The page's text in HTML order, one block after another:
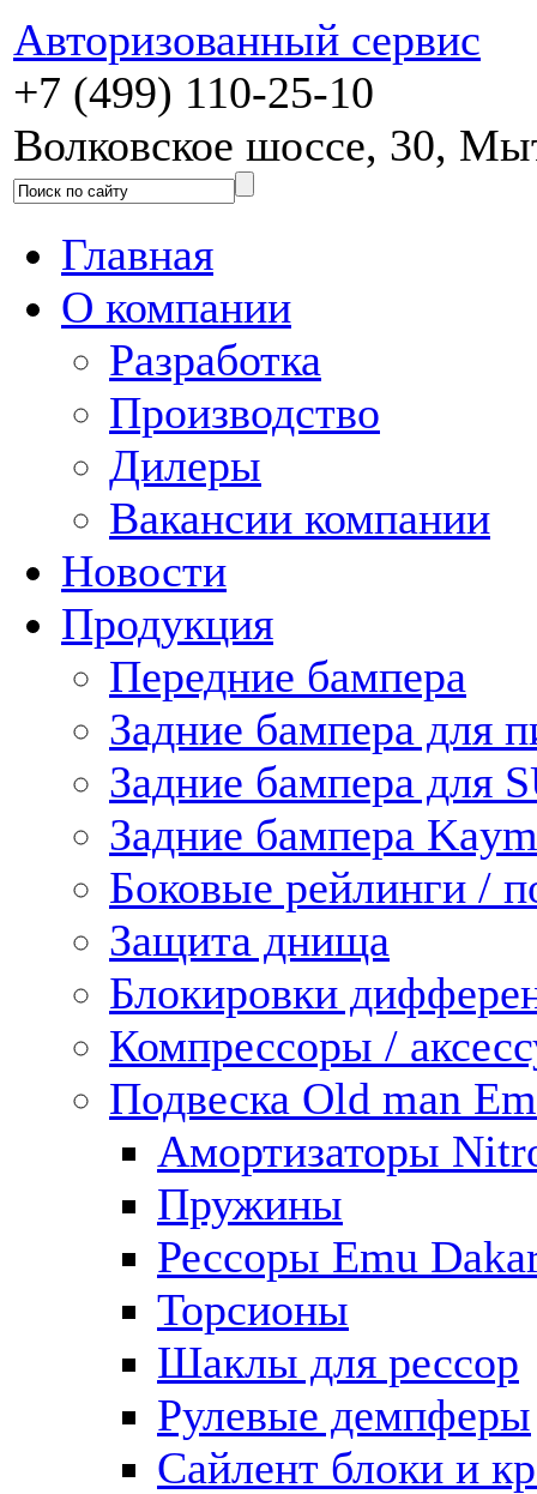
Авторизованный сервис
+7 (499) 110-25-10
Волковское шоссе, 30,
Главная
О компании
Разработка
Производство
Дилеры
Вакансии компании
Новости
Продукция
Передние бампера
Задние бампера для
Задние бампера для
Задние бампера
Боковые рейлинги /
Защита днища
Блокировки
Компрессоры /
Подвеска Old man
Амортизаторы
Пружины
Рессоры Emu
Торсионы
Шаклы для рессор
Рулевые демпферы
Сайлент блоки и